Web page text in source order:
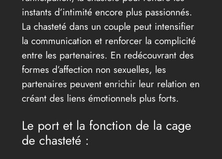
instants d’intimité encore plus passionnés.
La chasteté dans un couple peut intensifier
la communication et renforcer la complicité
entre les partenaires. En redécouvrant des
formes d’affection non sexuelles, les
partenaires peuvent enrichir leur relation en
créant des liens émotionnels plus forts.
Le port et la fonction de la cage
de chasteté :